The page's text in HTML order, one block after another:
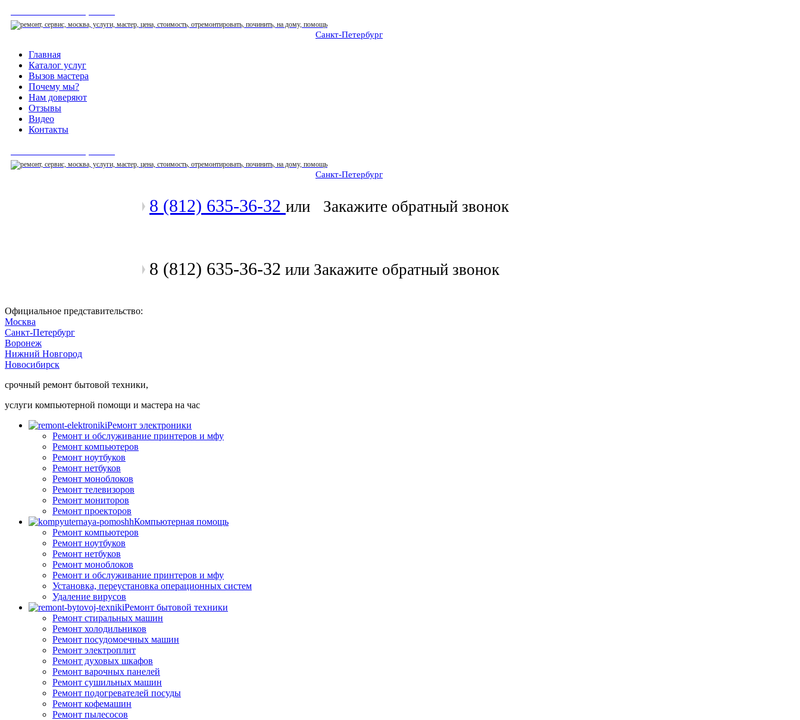
Санкт-Петербург
Главная
Каталог услуг
Вызов мастера
Почему мы?
Нам доверяют
Отзывы
Видео
Контакты
Санкт-Петербург
8 (812) 635-36-32 или Закажите обратный звонок
8 (812) 635-36-32 или Закажите обратный звонок
Официальное представительство:
Москва
Санкт-Петербург
Воронеж
Нижний Новгород
Новосибирск
срочный ремонт бытовой техники,
услуги компьютерной помощи и мастера на час
Ремонт электроники
Ремонт и обслуживание принтеров и мфу
Ремонт компьютеров
Ремонт ноутбуков
Ремонт нетбуков
Ремонт моноблоков
Ремонт телевизоров
Ремонт мониторов
Ремонт проекторов
Компьютерная помощь
Ремонт компьютеров
Ремонт ноутбуков
Ремонт нетбуков
Ремонт моноблоков
Ремонт и обслуживание принтеров и мфу
Установка, переустановка операционных систем
Удаление вирусов
Ремонт бытовой техники
Ремонт стиральных машин
Ремонт холодильников
Ремонт посудомоечных машин
Ремонт электроплит
Ремонт духовых шкафов
Ремонт варочных панелей
Ремонт сушильных машин
Ремонт подогревателей посуды
Ремонт кофемашин
Ремонт пылесосов